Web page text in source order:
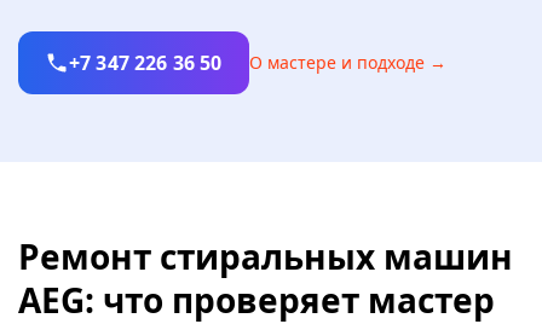
+7 347 226 36 50 О мастере и подходе →
Ремонт стиральных машин
AEG: что проверяет мастер